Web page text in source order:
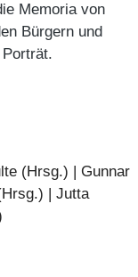
Memoria von
Bürgern und
(Hrsg.) | Gunnar
| Jutta